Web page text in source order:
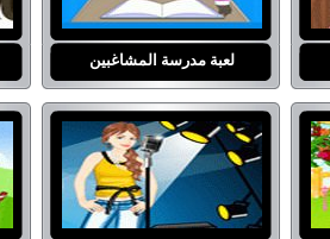
لعبة مدرسة المشاغبين